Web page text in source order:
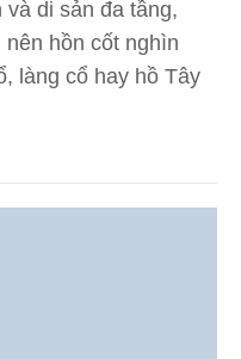
di sản đa tầng,
hồn cốt nghìn
làng cổ hay hồ Tây